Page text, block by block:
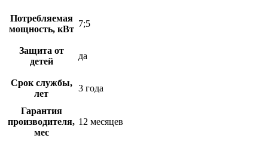
Потребляемая
мощность, кВт
7;5
Защита от
детей
да
Срок службы,
лет
3 года
Гарантия
производителя,
мес
12 месяцев